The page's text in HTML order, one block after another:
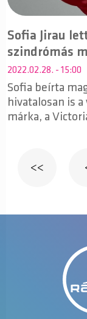
Sofia Jirau
szindrómás
2022.02.28. - 15:00
Sofia beírta magát a divattörténelembe, azzal, hogy
hivatalosan is
márka, a
<<